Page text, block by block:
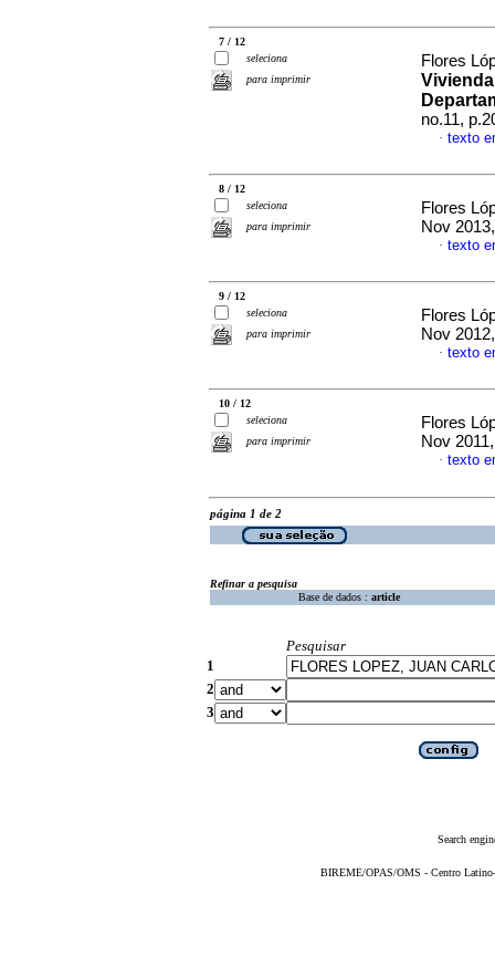
7 / 12
seleciona
para imprimir
Flores
no.11,
· texto
8 / 12
seleciona
para imprimir
Flores
Nov
· texto
9 / 12
seleciona
para imprimir
Flores
Nov
· texto
10 / 12
seleciona
para imprimir
Flores
Nov
· texto
página 1 de 2
Refinar a pesquisa
Base de dados : article
Pesquisar
1
2
3
Search
BIREME/OPAS/OMS - Centro Latino-